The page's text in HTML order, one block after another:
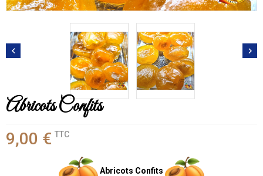
 
Abricots Confits
9,00 € TTC
Abricots Confits